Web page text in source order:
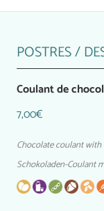
POSTRES /
Coulant de
7,00€
Chocolate coulant
Schokoladen-Coulant